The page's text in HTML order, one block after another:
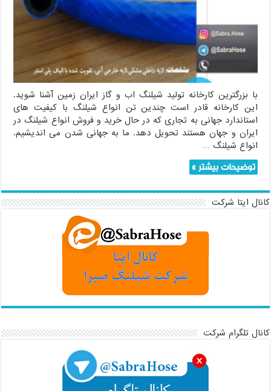
گاز
نخ
دار
صادراتی
+
ارسال
به
سراسر
ایران
با بزرگترین کارخانه تولید شیلنگ اب و گاز ایران زمین آشنا شوید.
این کارخانه قادر است چندین تن انواع شیلنگ با کیفیت های
استاندارد جهانی به تجاری که در حال خرید و فروش انواع شیلنگ در
ایران و جهان هستند تحویل دهد. ما به جهانی شدن می اندیشیم.
انواع شیلنگ …
توضیحات بیشتر »
کانال ایتا شرکت
کانال تلگرام شرکت